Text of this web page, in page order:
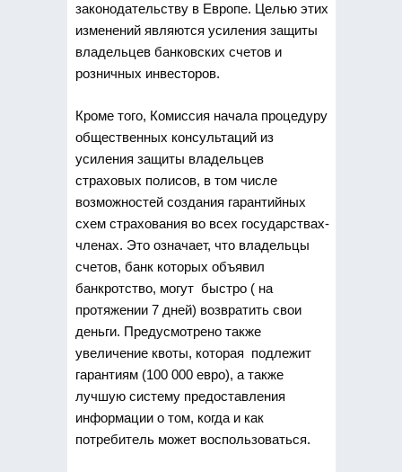
законодательству в Европе. Целью этих
изменений являются усиления защиты
владельцев банковских счетов и
розничных инвесторов.
Кроме того, Комиссия начала процедуру
общественных консультаций из
усиления защиты владельцев
страховых полисов, в том числе
возможностей создания гарантийных
схем страхования во всех государствах-
членах. Это означает, что владельцы
счетов, банк которых объявил
банкротство, могут быстро ( на
протяжении 7 дней) возвратить свои
деньги. Предусмотрено также
увеличение квоты, которая подлежит
гарантиям (100 000 евро), а также
лучшую систему предоставления
информации о том, когда и как
потребитель может воспользоваться.